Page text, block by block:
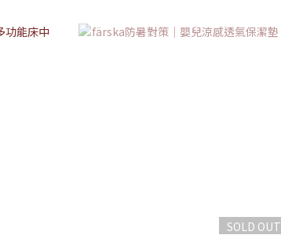
SOLD OUT